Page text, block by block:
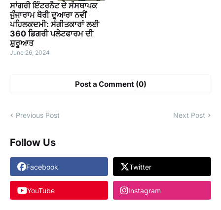
ਸਾਂਗਰੀ ਇੰਟਰਨੈਟ ਦੇ ਸੰਸਥਾਪਕ
ਜੁੰਜਾਰਾਮ ਥੋਰੀ ਦੁਆਰਾ ਨਵੀਂ
ਪਹਿਲਕਦਮੀ: ਸੰਗੀਤਕਾਰਾਂ ਲਈ
360 ਡਿਗਰੀ ਪਲੇਟਫਾਰਮ ਦੀ
ਸ਼ੁਰੂਆਤ
June 26, 2024
Post a Comment (0)
Previous Post Next Post
Follow Us
Facebook Twitter
YouTube Instagram